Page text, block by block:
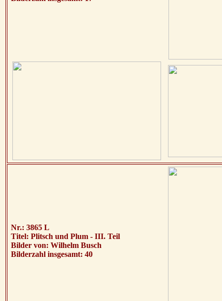
Nr.: 3865 L
Titel: Plitsch und Plum - III. Teil
Bilder von: Wilhelm Busch
Bilderzahl insgesamt: 40